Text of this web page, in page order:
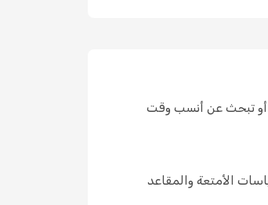
أو تبحث عن أنسب وقت
الأمتعة والمقاعد